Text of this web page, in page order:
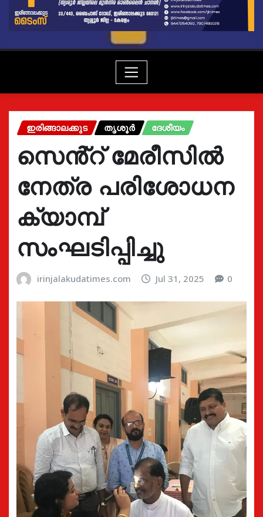
ഇരിങ്ങാലക്കുട തൃശൂർ ദേശീയം
സെൻ്റ് മേരീസിൽ
നേത്ര പരിശോധന
ക്യാമ്പ്
സംഘടിപ്പിച്ചു
irinjalakudatimes.com Jul 31, 2025 0